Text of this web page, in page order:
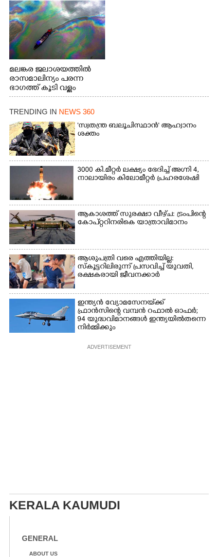
മലങ്കര ജലാശയത്തിൽ
രാസമാലിന്യം പരന്ന
ഭാഗത്ത് കൂടി വള്ളം
തുഴഞ്ഞു പോകുന്ന
പ്രദേശവാസികൾ
TRENDING IN NEWS 360
'സ്വതന്ത്ര ബലൂചിസ്ഥാൻ' ആഹ്വാനം
ശക്തം
3000 കി.മീറ്റർ ലക്ഷ്യം ഭേദിച്ച് അഗ്നി 4,
നാലായിരം കിലോമീറ്റർ പ്രഹരശേഷി
ആകാശത്ത് സുരക്ഷാ വീഴ്‌ച: ട്രംപിന്റെ
കോ‌പ്‌റ്ററിനരികെ യാത്രാവിമാനം
ആശുപത്രി വരെ എത്തിയില്ല:
സ്കൂട്ടറിലിരുന്ന് പ്രസവിച്ച് യുവതി,
രക്ഷകരായി ജീവനക്കാർ
ഇന്ത്യൻ വ്യോമസേനയ്‌ക്ക്
ഫ്രാൻസിന്റെ വമ്പൻ റഫാൽ ഓഫർ;
94 യുദ്ധവിമാനങ്ങൾ ഇന്ത്യയിൽതന്നെ
നിർ‌മ്മിക്കും
ADVERTISEMENT
KERALA KAUMUDI
GENERAL
ABOUT US